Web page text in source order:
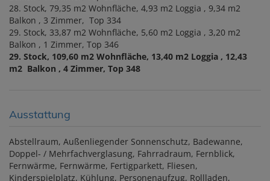
28. Stock, 79,35 m2 Wohnfläche, 4,93 m2 Loggia , 9,34 m2
Balkon , 3 Zimmer, Top 334
29. Stock, 33,87 m2 Wohnfläche, 5,60 m2 Loggia , 3,20 m2
Balkon , 1 Zimmer, Top 346
29. Stock, 109,60 m2 Wohnfläche, 13,40 m2 Loggia , 12,43
m2 Balkon , 4 Zimmer, Top 348
Ausstattung
Abstellraum Außenliegender Sonnenschutz Badewanne
Doppel- / Mehrfachverglasung Fahrradraum Fernblick
Fernwärme Fernwärme Fertigparkett Fliesen
Kinderspielplatz Kühlung Personenaufzug Rollladen